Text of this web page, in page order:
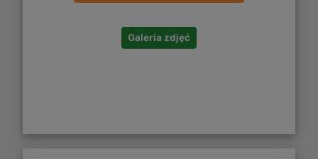
Galeria zdjęć